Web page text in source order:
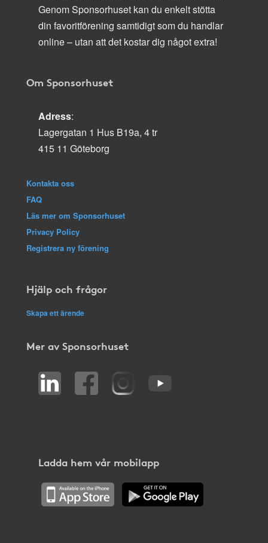
Genom Sponsorhuset kan du enkelt stötta
din favoritförening samtidigt som du handlar
online – utan att det kostar dig något extra!
Om Sponsorhuset
Adress:
Lagergatan 1 Hus B19a, 4 tr
415 11 Göteborg
Kontakta oss
FAQ
Läs mer om Sponsorhuset
Privacy Policy
Registrera ny förening
Hjälp och frågor
Skapa ett ärende
Mer av Sponsorhuset
Ladda hem vår mobilapp